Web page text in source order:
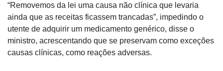
“Removemos da lei uma causa não clínica que levaria
ainda que as receitas ficassem trancadas”, impedindo o
utente de adquirir um medicamento genérico, disse o
ministro, acrescentando que se preservam como exceções
causas clínicas, como reações adversas.